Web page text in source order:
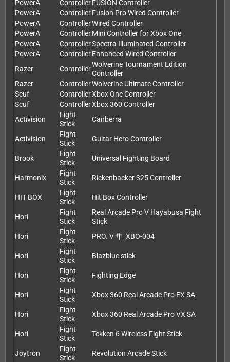
PowerA Controller FUSION Controller
PowerA
ControllerFusion Pro Wired Controller
PowerA
ControllerWired Controller
PowerA
ControllerMini Controller for Xbox One
PowerA
ControllerSpectra Illuminated Controller
PowerA
ControllerEnhanced Wired Controller
Razer
Controller
Wolverine Tournament Edition
Controller
Razer
ControllerWolverine Ultimate Controller
Scuf
ControllerXbox One Controller
Scuf
ControllerXbox 360 Controller
Activision
Fight
Stick
Canberra
Activision
Fight
Stick
Guitar Hero Controller
Brook
Fight
Stick
Universal Fighting Board
Harmonix
Fight
Stick
Rickenbacker 325 Controller
HIT BOX
Fight
Stick
Hit Box Controller
Hori
Fight
Stick
Real Arcade Pro V Hayabusa Fight
Stick
Hori
Fight
Stick
PRO. V 隼_XBO-004
Hori
Fight
Stick
Blazblue stick
Hori
Fight
Stick
Fighting Edge
Hori
Fight
Stick
Xbox 360 Real Arcade Pro EX SA
Hori
Fight
Stick
Xbox 360 Real Arcade Pro VX SA
Hori
Fight
Stick
Tekken 6 Wireless Fight Stick
Joytron
Fight
Stick
Revolution Arcade Stick